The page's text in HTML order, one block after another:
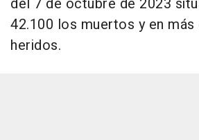
del 7 de octubre de 2023
42.100 los muertos y en
heridos.